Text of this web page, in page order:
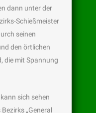
dann unter der
Schießmeister
seinen
den örtlichen
die mit Spannung
sich sehen
„General